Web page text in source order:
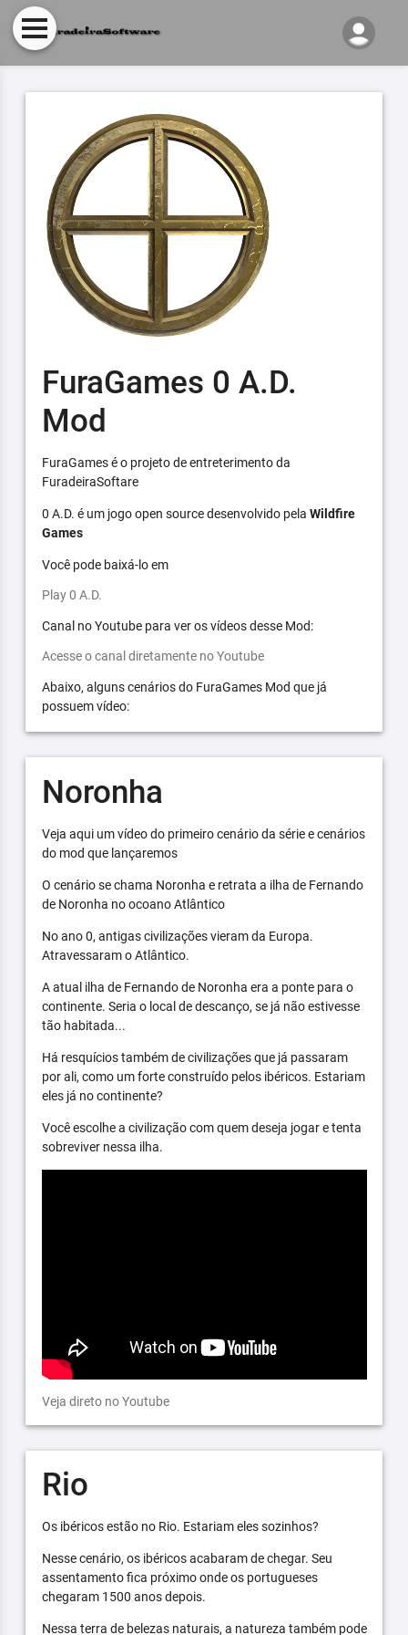
FuraGames 0 A.D.
Mod
FuraGames é o projeto de entreterimento da
FuradeiraSoftare
0 A.D. é um jogo open source desenvolvido pela Wildfire
Games
Você pode baixá-lo em
Play 0 A.D.
Canal no Youtube para ver os vídeos desse Mod:
Acesse o canal diretamente no Youtube
Abaixo, alguns cenários do FuraGames Mod que já
possuem vídeo:
Noronha
Veja aqui um vídeo do primeiro cenário da série e cenários
do mod que lançaremos
O cenário se chama Noronha e retrata a ilha de Fernando
de Noronha no ocoano Atlântico
No ano 0, antigas civilizações vieram da Europa.
Atravessaram o Atlântico.
A atual ilha de Fernando de Noronha era a ponte para o
continente. Seria o local de descanço, se já não estivesse
tão habitada...
Há resquícios também de civilizações que já passaram
por ali, como um forte construído pelos ibéricos. Estariam
eles já no continente?
Você escolhe a civilização com quem deseja jogar e tenta
sobreviver nessa ilha.
Veja direto no Youtube
Rio
Os ibéricos estão no Rio. Estariam eles sozinhos?
Nesse cenário, os ibéricos acabaram de chegar. Seu
assentamento fica próximo onde os portugueses
chegaram 1500 anos depois.
Nessa terra de belezas naturais, a natureza também pode